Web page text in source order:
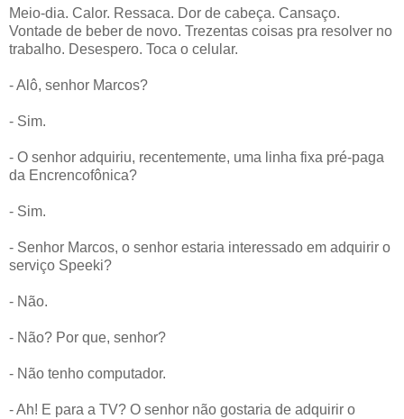
Meio-dia. Calor. Ressaca. Dor de cabeça. Cansaço.
Vontade de beber de novo. Trezentas coisas pra resolver no
trabalho. Desespero. Toca o celular.
- Alô, senhor Marcos?
- Sim.
- O senhor adquiriu, recentemente, uma linha fixa pré-paga
da Encrencofônica?
- Sim.
- Senhor Marcos, o senhor estaria interessado em adquirir o
serviço Speeki?
- Não.
- Não? Por que, senhor?
- Não tenho computador.
- Ah! E para a TV? O senhor não gostaria de adquirir o